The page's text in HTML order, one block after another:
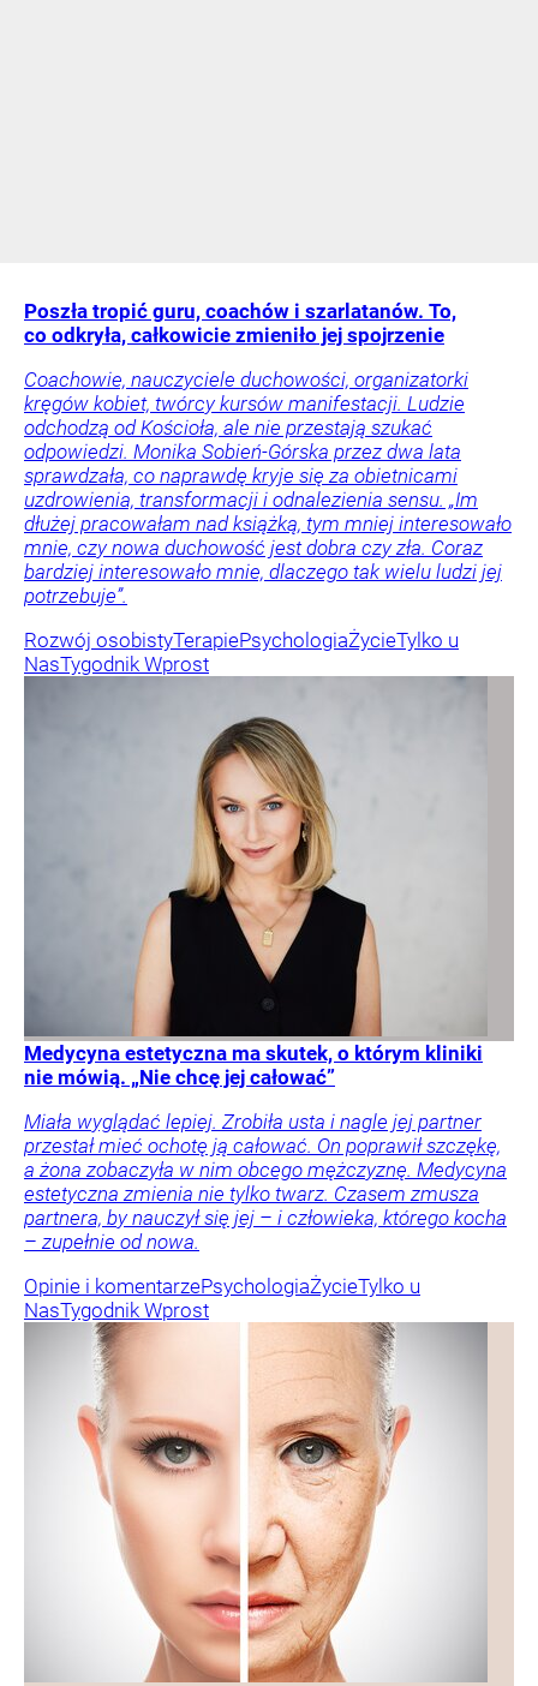
Poszła tropić guru, coachów i szarlatanów. To,
co odkryła, całkowicie zmieniło jej spojrzenie
Coachowie, nauczyciele duchowości, organizatorki
kręgów kobiet, twórcy kursów manifestacji. Ludzie
odchodzą od Kościoła, ale nie przestają szukać
odpowiedzi. Monika Sobień-Górska przez dwa lata
sprawdzała, co naprawdę kryje się za obietnicami
uzdrowienia, transformacji i odnalezienia sensu. „Im
dłużej pracowałam nad książką, tym mniej interesowało
mnie, czy nowa duchowość jest dobra czy zła. Coraz
bardziej interesowało mnie, dlaczego tak wielu ludzi jej
potrzebuje”.
Rozwój osobistyTerapiePsychologiaŻycieTylko u
NasTygodnik Wprost
Medycyna estetyczna ma skutek, o którym kliniki
nie mówią. „Nie chcę jej całować”
Miała wyglądać lepiej. Zrobiła usta i nagle jej partner
przestał mieć ochotę ją całować. On poprawił szczękę,
a żona zobaczyła w nim obcego mężczyznę. Medycyna
estetyczna zmienia nie tylko twarz. Czasem zmusza
partnera, by nauczył się jej – i człowieka, którego kocha
– zupełnie od nowa.
Opinie i komentarzePsychologiaŻycieTylko u
NasTygodnik Wprost